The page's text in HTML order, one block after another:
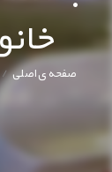
صفحه ی اصلی/